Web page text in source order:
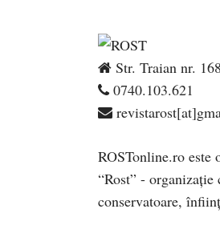
Str. Traian nr.
0740.103.621
ROSTonline.ro
“Rost” -
conservatoare,